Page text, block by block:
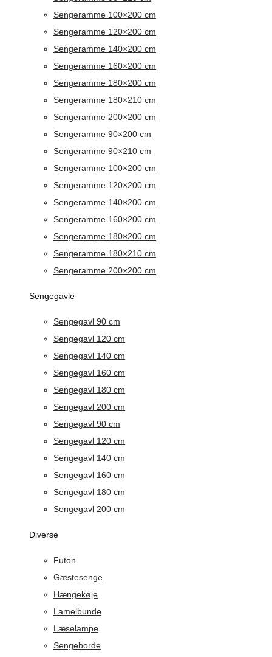
Sengeramme 100×200 cm
Sengeramme 120×200 cm
Sengeramme 140×200 cm
Sengeramme 160×200 cm
Sengeramme 180×200 cm
Sengeramme 180×210 cm
Sengeramme 200×200 cm
Sengeramme 90×200 cm
Sengeramme 90×210 cm
Sengeramme 100×200 cm
Sengeramme 120×200 cm
Sengeramme 140×200 cm
Sengeramme 160×200 cm
Sengeramme 180×200 cm
Sengeramme 180×210 cm
Sengeramme 200×200 cm
Sengegavle
Sengegavl 90 cm
Sengegavl 120 cm
Sengegavl 140 cm
Sengegavl 160 cm
Sengegavl 180 cm
Sengegavl 200 cm
Sengegavl 90 cm
Sengegavl 120 cm
Sengegavl 140 cm
Sengegavl 160 cm
Sengegavl 180 cm
Sengegavl 200 cm
Diverse
Futon
Gæstesenge
Hængekøje
Lamelbunde
Læselampe
Sengeborde